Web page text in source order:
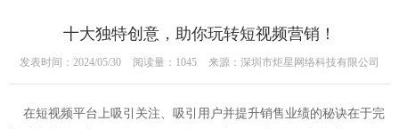
十大独特创意，助你玩转短视频营销！
发表时间：2024/05/30 阅读量：1045 来源：深圳市炬星网络科技有限公司
在短视频平台上吸引关注、吸引用户并提升销售业绩的秘诀在于完